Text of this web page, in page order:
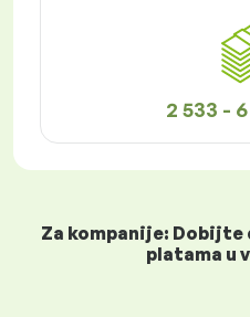
2 533 -
Za kompanije:
platama u